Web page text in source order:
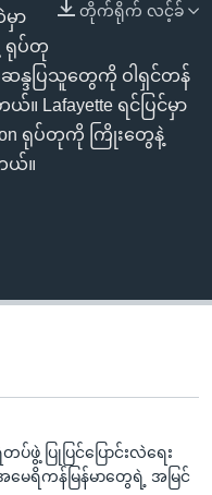
တိုက်ရိုက် လင့်ခ်
ာ
ရုပ်တု
ဆန္ဒပြသူတွေကို ဝါရှင်တန်
Lafayette ရင်ပြင်မှာ
ရုပ်တုကို ကြိုးတွေနဲ့
ယ်။
ဖွဲ့ ပြုပြင်ပြောင်းလဲရေး
ေရိကန်မြန်မာတွေရဲ့ အမြင်